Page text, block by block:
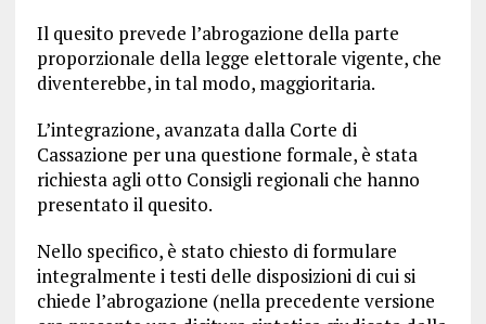
Il quesito prevede l’abrogazione della parte
proporzionale della legge elettorale vigente, che
diventerebbe, in tal modo, maggioritaria.
L’integrazione, avanzata dalla Corte di
Cassazione per una questione formale, è stata
richiesta agli otto Consigli regionali che hanno
presentato il quesito.
Nello specifico, è stato chiesto di formulare
integralmente i testi delle disposizioni di cui si
chiede l’abrogazione (nella precedente versione